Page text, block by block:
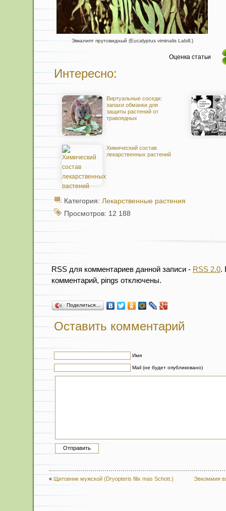
Эвкалипт прутовидный (Eucalyptus viminalis Labill.)
Оценка статьи
Интересно:
Виртуальные соседи:
запахи обманки для
защиты растений от
травоядных
Химический состав
лекарственных растений
Категория: Лекарственные растения
Просмотров: 12 188
RSS для комментариев данной записи - RSS 2.0.
комментарий, pings отключены.
Поделиться…
Оставить комментарий
Имя
Mail (не будет опубликовано)
« Щитовник мужской (Dryopteris filix mas Schott.) Эвкоммия